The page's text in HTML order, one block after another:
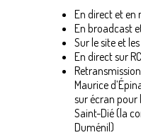
En direct et en
En broadcast
Sur le site et
En direct sur
Maurice
sur écran pour
Saint-Dié (la
Duménil)